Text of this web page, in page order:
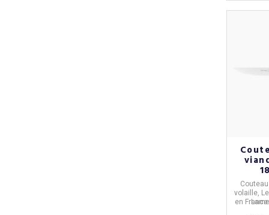
volaille,
en France